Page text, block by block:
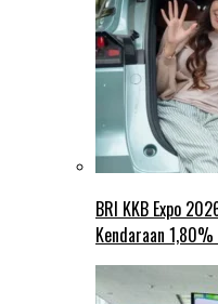
BRI KKB Expo
Kendaraan 1,80%